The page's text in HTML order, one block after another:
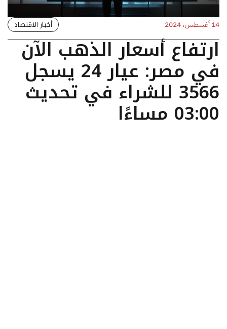
14 أغسطس، 2024 أخبار الاقتصاد
ارتفاع أسعار الذهب الآن
في مصر: عيار 24 يسجل
3566 للشراء في تحديث
03:00 مساءًا